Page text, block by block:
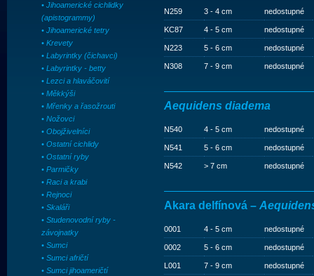
• Jihoamerické cichlidky
(apistogrammy)
• Jihoamerické tetry
• Krevety
• Labyrintky (čichavci)
• Labyrintky - betty
• Lezci a hlaváčovití
• Měkkýši
• Mřenky a řasožrouti
• Nožovci
• Obojživelníci
• Ostatní cichlidy
• Ostatní ryby
• Parmičky
• Raci a krabi
• Rejnoci
• Skaláři
• Studenovodní ryby -
závojnatky
• Sumci
• Sumci afričtí
• Sumci jihoameričtí
N259 3 - 4 cm nedostupné
KC87 4 - 5 cm nedostupné
N223 5 - 6 cm nedostupné
N308 7 - 9 cm nedostupné
Aequidens diadema
N540 4 - 5 cm nedostupné
N541 5 - 6 cm nedostupné
N542 > 7 cm nedostupné
Akara delfínová –
0001 4 - 5 cm nedostupné
0002 5 - 6 cm nedostupné
L001 7 - 9 cm nedostupné